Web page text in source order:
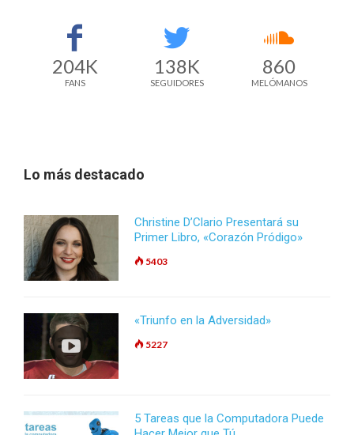
204K
FANS
138K
SEGUIDORES
860
MELÓMANOS
Lo más destacado
Christine D’Clario Presentará su
Primer Libro, «Corazón Pródigo»
5403
«Triunfo en la Adversidad»
5227
5 Tareas que la Computadora Puede